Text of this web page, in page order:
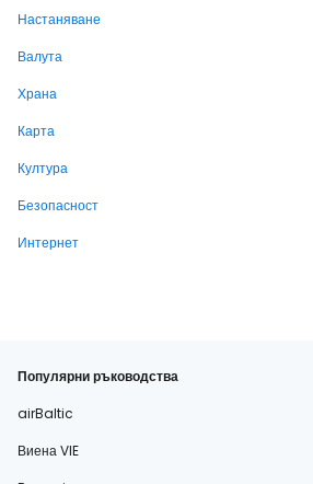
Настаняване
Валута
Храна
Карта
Култура
Безопасност
Интернет
Популярни ръководства
airBaltic
Виена VIE